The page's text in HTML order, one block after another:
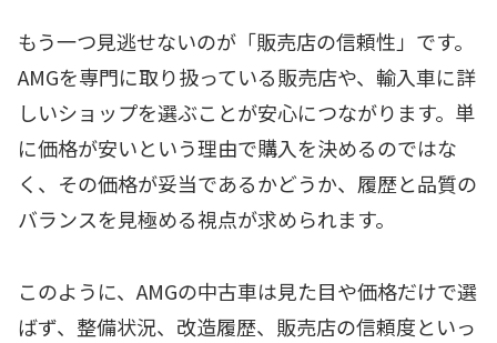
もう一つ見逃せないのが「販売店の信頼性」です。
AMGを専門に取り扱っている販売店や、輸入車に詳
しいショップを選ぶことが安心につながります。単
に価格が安いという理由で購入を決めるのではな
く、その価格が妥当であるかどうか、履歴と品質の
バランスを見極める視点が求められます。
このように、AMGの中古車は見た目や価格だけで選
ばず、整備状況、改造履歴、販売店の信頼度といっ